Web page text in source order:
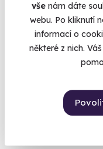
vše nám dáte
webu. Po kliknutí
informací o
některé z nich.
Volný termín už